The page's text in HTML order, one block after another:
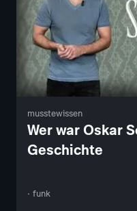
musstewissen
Wer war Oskar
Geschichte
· funk